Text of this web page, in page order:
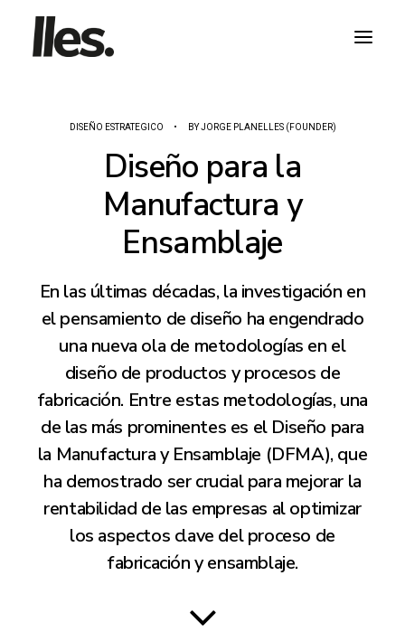
HABLA CON NOSOTROS
DISEÑO ESTRATEGICO • BYJORGE PLANELLES (FOUNDER)
Diseño para la
Manufactura y
Ensamblaje
En las últimas décadas, la investigación en
el pensamiento de diseño ha engendrado
una nueva ola de metodologías en el
diseño de productos y procesos de
fabricación. Entre estas metodologías, una
de las más prominentes es el Diseño para
la Manufactura y Ensamblaje (DFMA), que
ha demostrado ser crucial para mejorar la
rentabilidad de las empresas al optimizar
los aspectos clave del proceso de
fabricación y ensamblaje.